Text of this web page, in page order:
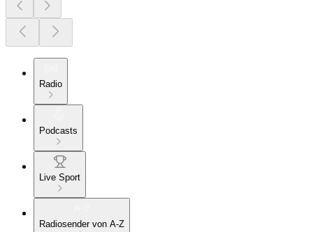
Radio
Podcasts
Live Sport
Radiosender von A-Z